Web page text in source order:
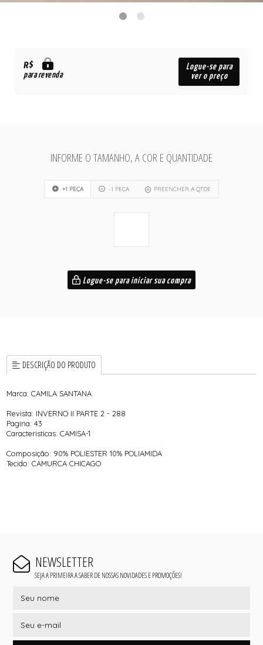
R$
para revenda
Logue-se para
ver o preço
INFORME O TAMANHO, A COR E QUANTIDADE
+1 PEÇA -1 PEÇA PREENCHER A QTDE
Logue-se para iniciar sua compra
DESCRIÇÃO DO PRODUTO
Marca: CAMILA SANTANA
Revista: INVERNO II PARTE 2 - 288
Pagina: 43
Caracteristicas: CAMISA-1
Composição: 90% POLIESTER 10% POLIAMIDA
Tecido: CAMURCA CHICAGO
NEWSLETTER
SEJA A PRIMEIRA A SABER DE NOSSAS NOVIDADES E PROMOÇÕES!